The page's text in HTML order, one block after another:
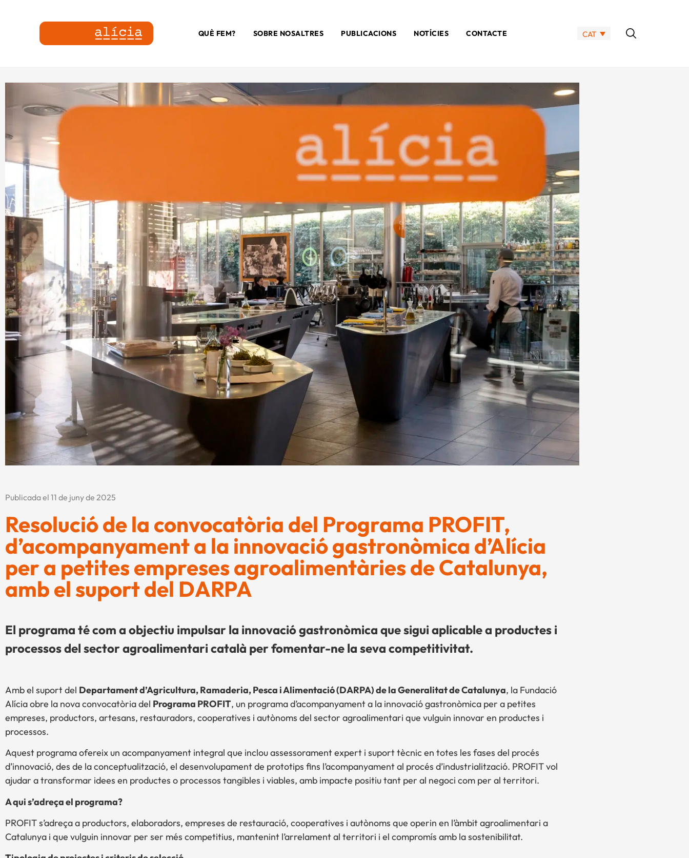
QUÈ FEM? SOBRE NOSALTRES PUBLICACIONS NOTÍCIES CONTACTE CAT
Publicada el 11 de juny de 2025
Resolució de la convocatòria del Programa PROFIT,
d’acompanyament a la innovació gastronòmica d’Alícia
per a petites empreses agroalimentàries de Catalunya,
amb el suport del DARPA
El programa té com a objectiu impulsar la innovació gastronòmica que sigui aplicable a productes i
processos del sector agroalimentari català per fomentar-ne la seva competitivitat.
Amb el suport del Departament d’Agricultura, Ramaderia, Pesca i Alimentació (DARPA) de la Generalitat de Catalunya, la Fundació
Alícia obre la nova convocatòria del Programa PROFIT, un programa d’acompanyament a la innovació gastronòmica per a petites
empreses, productors, artesans, restauradors, cooperatives i autònoms del sector agroalimentari que vulguin innovar en productes i
processos.
Aquest programa ofereix un acompanyament integral que inclou assessorament expert i suport tècnic en totes les fases del procés
d’innovació, des de la conceptualització, el desenvolupament de prototips fins l’acompanyament al procés d’industrialització. PROFIT vol
ajudar a transformar idees en productes o processos tangibles i viables, amb impacte positiu tant per al negoci com per al territori.
A qui s’adreça el programa?
PROFIT s’adreça a productors, elaboradors, empreses de restauració, cooperatives i autònoms que operin en l’àmbit agroalimentari a
Catalunya i que vulguin innovar per ser més competitius, mantenint l’arrelament al territori i el compromís amb la sostenibilitat.